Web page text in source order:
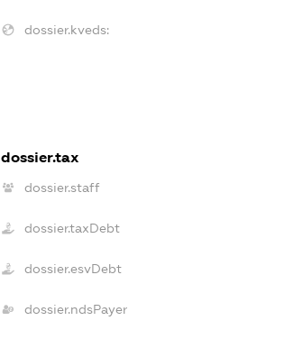
dossier.kveds:
dossier.tax
dossier.staff
dossier.taxDebt
dossier.esvDebt
dossier.ndsPayer